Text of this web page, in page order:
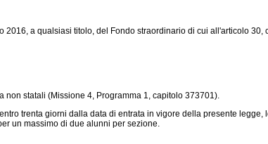
a qualsiasi titolo, del Fondo straordinario di cui all'articolo 30,
statali (Missione 4, Programma 1, capitolo 373701).
trenta giorni dalla data di entrata in vigore della presente
un massimo di due alunni per sezione.